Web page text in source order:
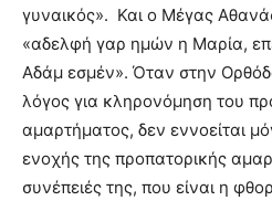
γυναικός». Και ο Μέγας
«αδελφή γαρ ημών η Μαρία,
Αδάμ εσμέν». Όταν στην
λόγος για κληρονόμηση του
αμαρτήματος, δεν εννοείται
ενοχής της προπατορικής
συνέπειές της, που είναι η